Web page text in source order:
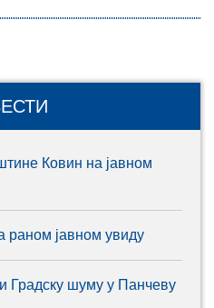
Ковин на јавном
раном јавном увиду
Градску шуму у Панчеву